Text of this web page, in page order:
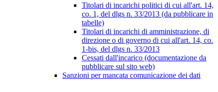
Titolari di incarichi politici di cui all'art. 14,
co. 1, del dlgs n. 33/2013 (da pubblicare in
tabelle)
Titolari di incarichi di amministrazione, di
direzione o di governo di cui all'art. 14, co.
1-bis, del dlgs n. 33/2013
Cessati dall'incarico (documentazione da
pubblicare sul sito web)
Sanzioni per mancata comunicazione dei dati